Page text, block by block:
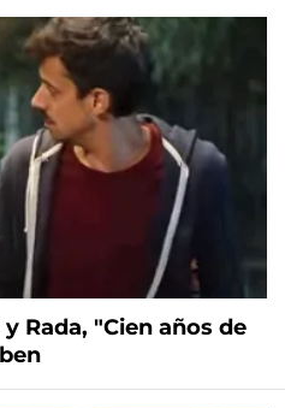
Rada, "Cien años de